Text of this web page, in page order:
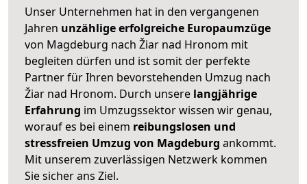
Unser Unternehmen hat in den vergangenen
Jahren unzählige erfolgreiche Europaumzüge
von Magdeburg nach Žiar nad Hronom mit
begleiten dürfen und ist somit der perfekte
Partner für Ihren bevorstehenden Umzug nach
Žiar nad Hronom. Durch unsere langjährige
Erfahrung im Umzugssektor wissen wir genau,
worauf es bei einem reibungslosen und
stressfreien Umzug von Magdeburg ankommt.
Mit unserem zuverlässigen Netzwerk kommen
Sie sicher ans Ziel.